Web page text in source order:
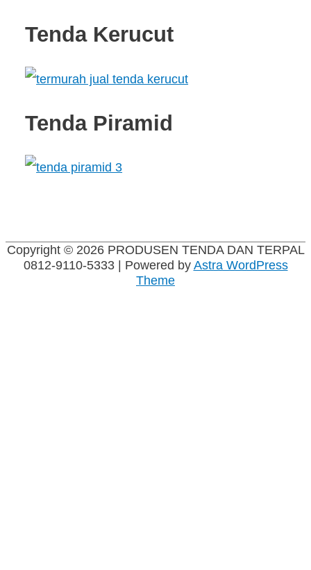
Tenda Kerucut
Tenda Piramid
Copyright © 2026 PRODUSEN TENDA DAN TERPAL
0812-9110-5333| Powered byAstra WordPress
Theme